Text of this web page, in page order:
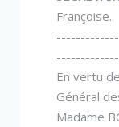
Françoise.
En vertu
Général
Madame